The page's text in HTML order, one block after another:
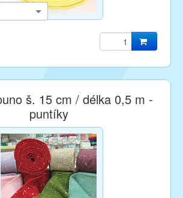
š. 15 cm / délka 0,5 m -
puntíky